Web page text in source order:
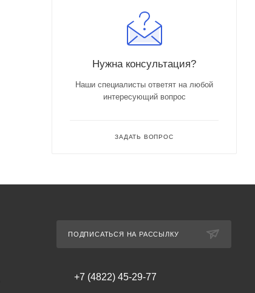
Нужна консультация?
Наши специалисты ответят на любой
интересующий вопрос
ЗАДАТЬ ВОПРОС
ПОДПИСАТЬСЯ НА РАССЫЛКУ
+7 (4822) 45-29-77